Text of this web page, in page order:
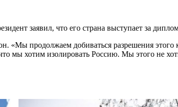
заявил, что его страна выступает за
«Мы продолжаем добиваться разрешения этого
мы хотим изолировать Россию. Мы этого не